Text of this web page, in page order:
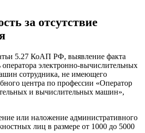
за отсутствие
5.27 КоАП РФ, выявление факта
электронно-вычислительных
сотрудника, не имеющего
центра по профессии «Оператор
и вычислительных машин»,
или наложение административного
лиц в размере от 1000 до 5000